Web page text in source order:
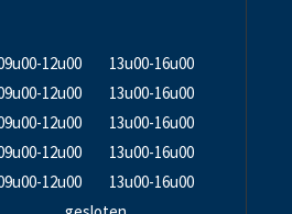
12u00
13u00-16u00
12u00
13u00-16u00
12u00
13u00-16u00
12u00
13u00-16u00
12u00
13u00-16u00